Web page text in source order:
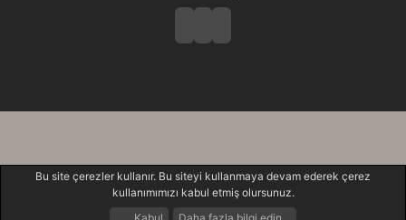
Bu site çerezler kullanır. Bu siteyi kullanmaya devam ederek çerez
kullanımımızı kabul etmiş olursunuz.